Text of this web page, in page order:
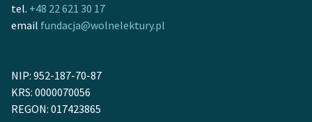
O nas
O projekcie
Zespół
tel. +48 22 621 30 17
email fundacja@wolnelektury.pl
NIP: 952-187-70-87
KRS: 0000070056
REGON: 017423865